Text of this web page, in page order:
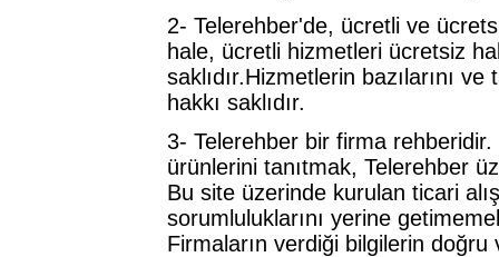
2- Telerehber'de, ücretli ve
hale, ücretli hizmetleri ücretsiz
saklıdır.Hizmetlerin bazılarını
hakkı saklıdır.
3- Telerehber bir firma
ürünlerini tanıtmak, Telerehber
Bu site üzerinde kurulan ticari
sorumluluklarını yerine
Firmaların verdiği bilgilerin doğru